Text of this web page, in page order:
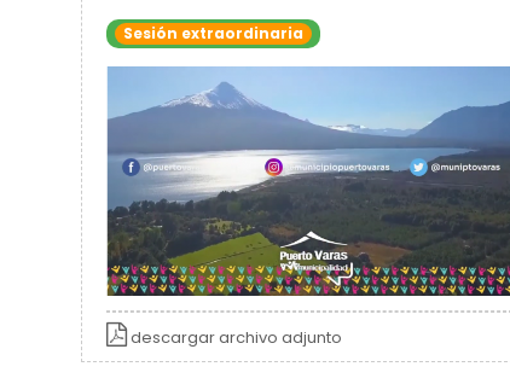
Sesión extraordinaria
descargar archivo adjunto